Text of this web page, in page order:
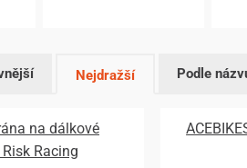
Nejdražší Podle
na dálkové
Racing